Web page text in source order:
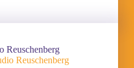
Reuschenberg
Reuschenberg